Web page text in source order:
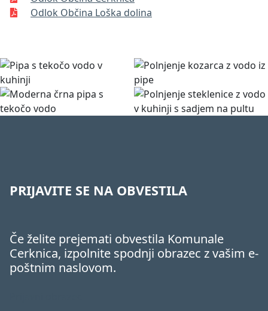
Odlok Občina Loška dolina
PRIJAVITE SE NA OBVESTILA
Če želite prejemati obvestila Komunale
Cerknica, izpolnite spodnji obrazec z vašim e-
poštnim naslovom.